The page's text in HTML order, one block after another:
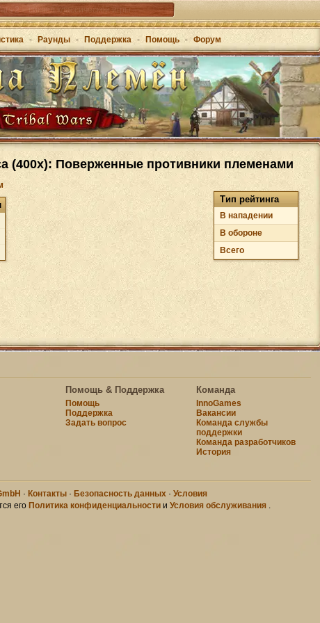
2 – сиквел классической игры
Empires – стратегия через эпохи
– постройте свою империю в Древней
- Раунды - Поддержка - Помощь - Форум
(400x): Поверженные противники племенами
Тип рейтинга
В нападении
В обороне
Всего
Помощь & Поддержка
Помощь
Поддержка
Задать вопрос
Команда
InnoGames
Вакансии
Команда службы
поддержки
Команда разработчиков
История
· Контакты· Безопасность данных· Условия
его Политика конфиденциальности и Условия обслуживания .